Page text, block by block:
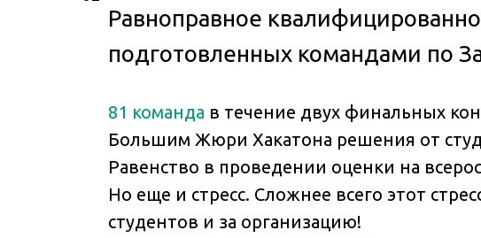
Равноправное
подготовленных командами по
81 команда в течение двух финальных
Большим Жюри Хакатона решения от
Равенство в проведении оценки на
Но еще и стресс. Сложнее всего этот
студентов и за организацию!